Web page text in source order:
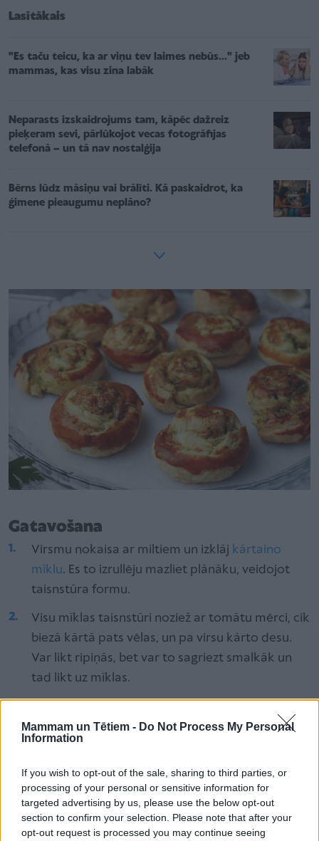
Mammam un Tētiem - Do Not Process My Personal
Information
If you wish to opt-out of the sale, sharing to third parties, or
processing of your personal or sensitive information for
targeted advertising by us, please use the below opt-out
section to confirm your selection. Please note that after your
opt-out request is processed you may continue seeing
Lasītākais
"Es taču teicu, ka ar viņu tev laimes nebūs..." jeb
mammas, kas visu zina labāk
Neparasts izskaidrojums tam, kāpēc dažreiz
pieķeram sevi, pārlūkojot vecas fotogrāfijas
telefonā – un tā nav nostalģija
Bērns lūdz māsiņu vai brālīti. Kā paskaidrot, ka
ģimene pieaugumu neplāno?
Gatavošana
Virsmu nokaisa ar miltiem un izklāj kārtaino
mīklu. Es to izrullēju mazliet plānāku, veidojot
taisnstūra formu.
Visu mīklas taisnstūri noziež ar tomātu mērci, cik
biezā kārtā pats vēlas, un pa virsu kārto desu.
Var likt ripiņās, bet var to sagriezt smalkāk un
tad likt uz mīklas.
gabaliņos sagrieztiem marinētiem gurķiem.
un tad to sagriež ripiņās, cik biezas pats vēlas. Es
griezu aptuveni 2 cm biezumā.
Ripiņas kārto cepešpannā, kas izklāta ar